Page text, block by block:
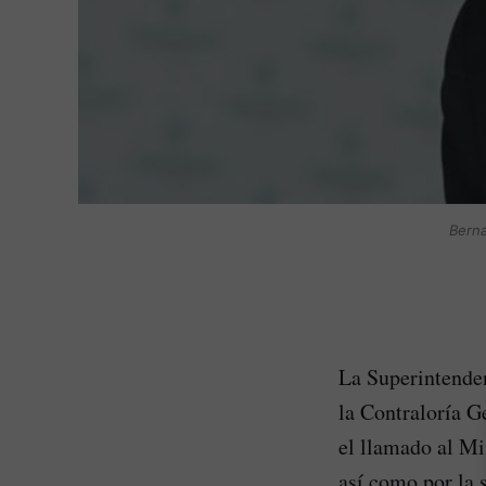
La
la Contraloría
el llamado al